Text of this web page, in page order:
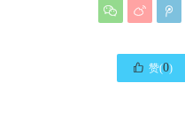
  
 赞(0)